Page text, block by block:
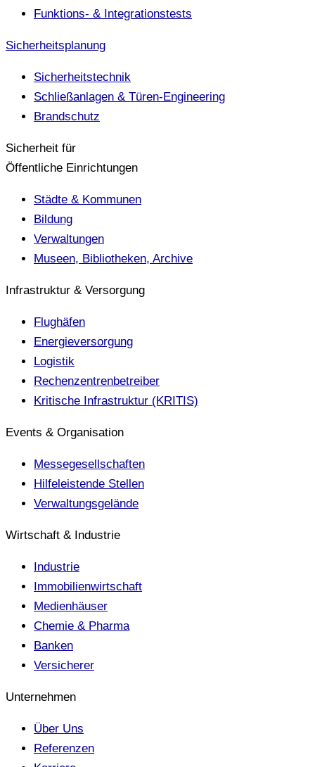
Funktions- & Integrationstests
Sicherheitsplanung
Sicherheitstechnik
Schließanlagen & Türen-Engineering
Brandschutz
Sicherheit für
Öffentliche Einrichtungen
Städte & Kommunen
Bildung
Verwaltungen
Museen, Bibliotheken, Archive
Infrastruktur & Versorgung
Flughäfen
Energieversorgung
Logistik
Rechenzentrenbetreiber
Kritische Infrastruktur (KRITIS)
Events & Organisation
Messegesellschaften
Hilfeleistende Stellen
Verwaltungsgelände
Wirtschaft & Industrie
Industrie
Immobilienwirtschaft
Medienhäuser
Chemie & Pharma
Banken
Versicherer
Unternehmen
Über Uns
Referenzen